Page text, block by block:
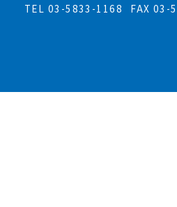
TEL 03-5833-1168
FAX 03-